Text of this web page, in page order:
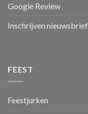
Google Review
Inschrijven nieuwsbrief
FEEST
Feestjurken